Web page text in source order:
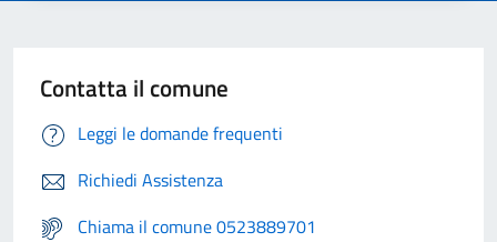
Contatta il comune
Leggi le domande frequenti
Richiedi Assistenza
Chiama il comune 0523889701